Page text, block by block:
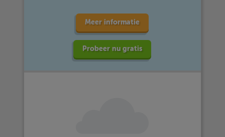
Meer informatie
Probeer nu gratis